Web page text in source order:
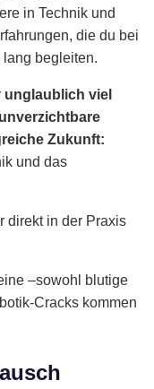
in Technik und
die du bei
begleiten.
unglaublich viel
unverzichtbare
Zukunft:
und das
direkt in der Praxis
–sowohl blutige
Cracks kommen